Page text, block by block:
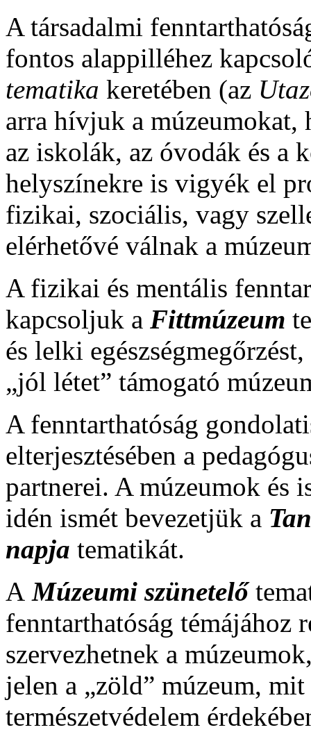
A társadalmi
fontos alappilléhez
tematika keretében (az
arra hívjuk a múzeumokat,
az iskolák, az óvodák és a
helyszínekre is vigyék el
fizikai, szociális, vagy
elérhetővé válnak a
A fizikai és mentális
kapcsoljuk a Fittmúzeum
és lelki
„jól létet” támogató
A fenntarthatóság
elterjesztésében a
partnerei. A múzeumok és
idén ismét bevezetjük a
napja tematikát.
AMúzeumi szünetelő
fenntarthatóság témájához
szervezhetnek a
jelen a „zöld” múzeum,
természetvédelem